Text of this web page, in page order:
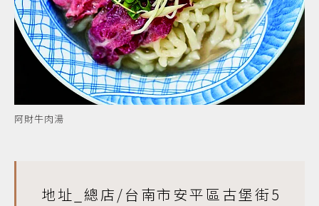
阿財牛肉湯
地址_總店/台南市安平區古堡街5